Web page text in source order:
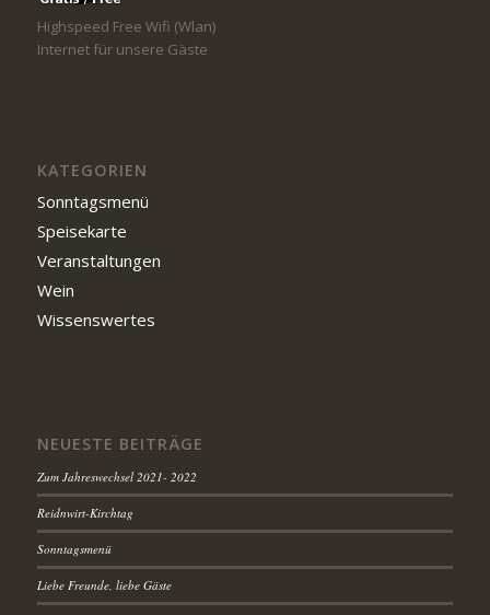
Highspeed Free Wifi (Wlan)
Internet für unsere Gäste
KATEGORIEN
Sonntagsmenü
Speisekarte
Veranstaltungen
Wein
Wissenswertes
NEUESTE BEITRÄGE
Zum Jahreswechsel 2021- 2022
Reidnwirt-Kirchtag
Sonntagsmenü
Liebe Freunde, liebe Gäste